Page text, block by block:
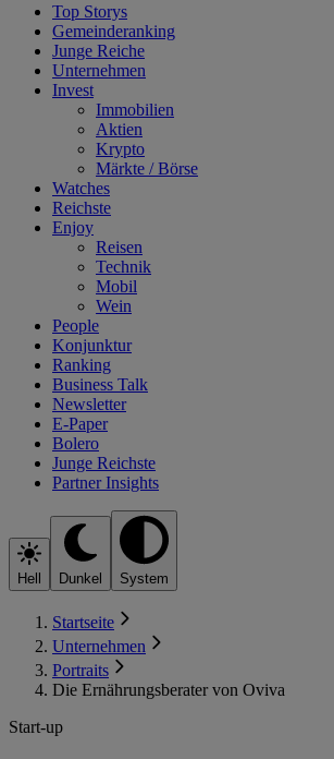
Top Storys
Gemeinderanking
Junge Reiche
Unternehmen
Invest
Immobilien
Aktien
Krypto
Märkte / Börse
Watches
Reichste
Enjoy
Reisen
Technik
Mobil
Wein
People
Konjunktur
Ranking
Business Talk
Newsletter
E-Paper
Bolero
Junge Reichste
Partner Insights
Hell Dunkel System
Startseite
Unternehmen
Portraits
Die Ernährungsberater von Oviva
Start-up